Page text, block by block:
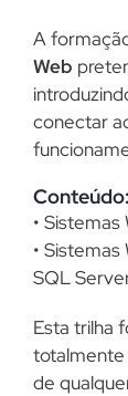
A
Web
conectar
Conteúdo:
•
•
SQL
Esta trilha
totalmente
de